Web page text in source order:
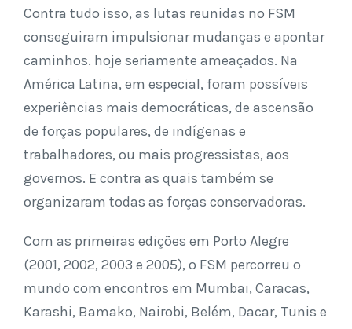
Contra tudo isso, as lutas reunidas no FSM
conseguiram impulsionar mudanças e apontar
caminhos. hoje seriamente ameaçados. Na
América Latina, em especial, foram possíveis
experiências mais democráticas, de ascensão
de forças populares, de indígenas e
trabalhadores, ou mais progressistas, aos
governos. E contra as quais também se
organizaram todas as forças conservadoras.
Com as primeiras edições em Porto Alegre
(2001, 2002, 2003 e 2005), o FSM percorreu o
mundo com encontros em Mumbai, Caracas,
Karashi, Bamako, Nairobi, Belém, Dacar, Tunis e